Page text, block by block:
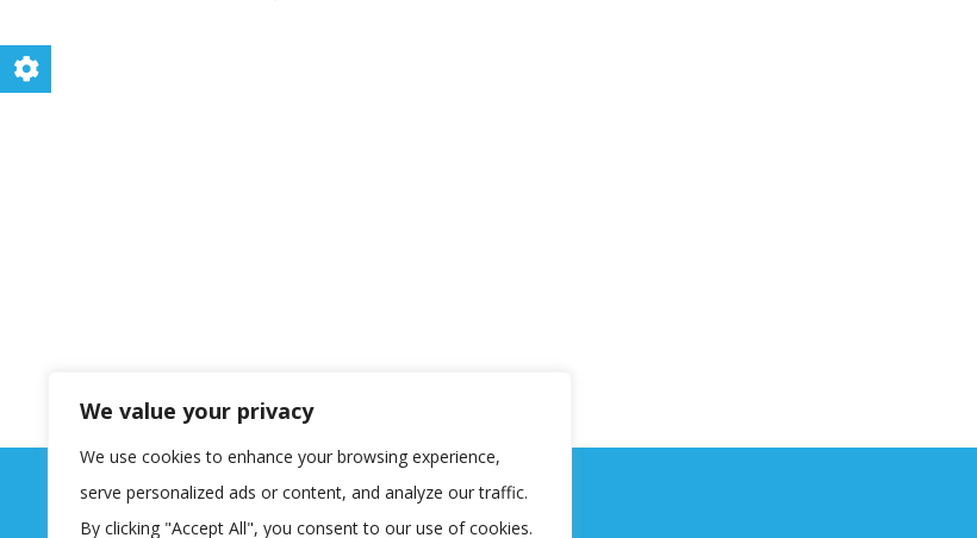
We value your privacy
We use cookies to enhance your browsing experience,
serve personalized ads or content, and analyze our traffic.
By clicking "Accept All", you consent to our use of cookies.